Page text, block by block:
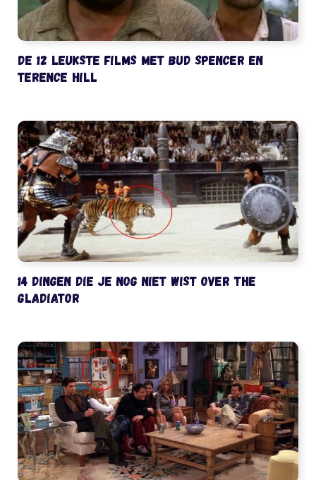
De 12 leukste films met Bud Spencer en
Terence Hill
14 dingen die je nog niet wist over The
Gladiator